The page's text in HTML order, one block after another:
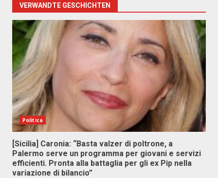
VERWANDTE GESCHICHTEN
Politica
[Sicilia] Caronia: “Basta valzer di poltrone, a
Palermo serve un programma per giovani e servizi
efficienti. Pronta alla battaglia per gli ex Pip nella
variazione di bilancio”